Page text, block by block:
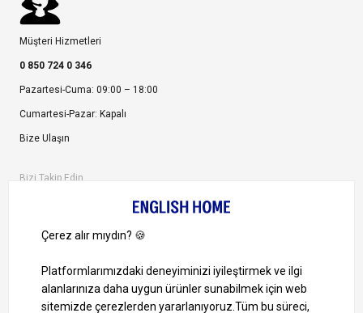
Müşteri Hizmetleri
0 850 724 0 346
Pazartesi-Cuma: 09:00 – 18:00
Cumartesi-Pazar: Kapalı
Bize Ulaşın
Bizi Takip Edin
1000 TL ve Üzeri Alışverişlerinizde Kargo Bedava!